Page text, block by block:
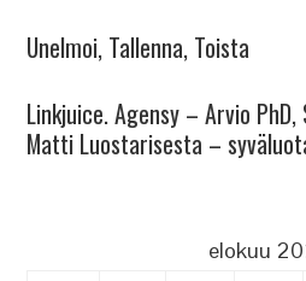
Unelmoi, Tallenna, Toista
Linkjuice. Agensy – Arvio
Matti Luostarisesta –
elokuu